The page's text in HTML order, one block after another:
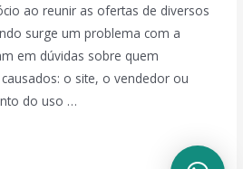
ao reunir as ofertas de diversos
surge um problema com a
em dúvidas sobre quem
o site, o vendedor ou
do uso …